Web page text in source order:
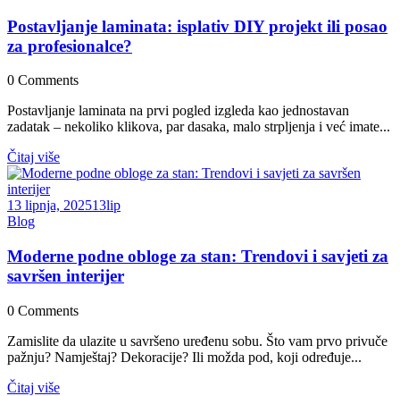
Postavljanje laminata: isplativ DIY projekt ili posao
za profesionalce?
0 Comments
Postavljanje laminata na prvi pogled izgleda kao jednostavan
zadatak – nekoliko klikova, par dasaka, malo strpljenja i već imate...
Čitaj više
13 lipnja, 202513lip
Blog
Moderne podne obloge za stan: Trendovi i savjeti za
savršen interijer
0 Comments
Zamislite da ulazite u savršeno uređenu sobu. Što vam prvo privuče
pažnju? Namještaj? Dekoracije? Ili možda pod, koji određuje...
Čitaj više